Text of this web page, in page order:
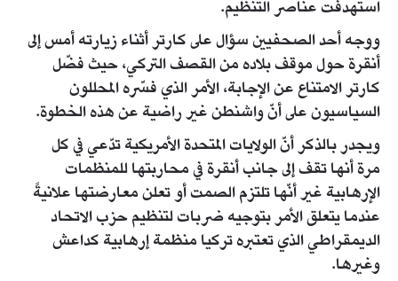
استهدفت عناصر التنظيم.
ووجه أحد الصحفيين سؤال على كارتر أثناء زيارته أمس إلى
أنقرة حول موقف بلاده من القصف التركي، حيث فضّل
كارتر الامتناع عن الإجابة، الأمر الذي فسّره المحللون
السياسيون على أنّ واشنطن غير راضية عن هذه الخطوة.
ويجدر بالذكر أنّ الولايات المتحدة الأمريكية تدّعي في كل
مرة أنها تقف إلى جانب أنقرة في محاربتها للمنظمات
الإرهابية غير أنّها تلتزم الصمت أو تعلن معارضتها علانيةً
عندما يتعلق الأمر بتوجيه ضربات لتنظيم حزب الاتحاد
الديمقراطي الذي تعتبره تركيا منظمة إرهابية كداعش
وغيرها.